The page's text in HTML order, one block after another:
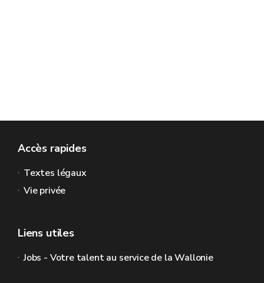
Accès rapides
Textes légaux
Vie privée
Liens utiles
Jobs - Votre talent au service de la Wallonie